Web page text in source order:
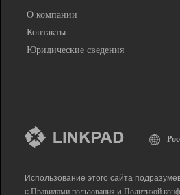
О компании
Контакты
Юридические сведения
Использование этого сайта
с Правилами пользования и Политикой